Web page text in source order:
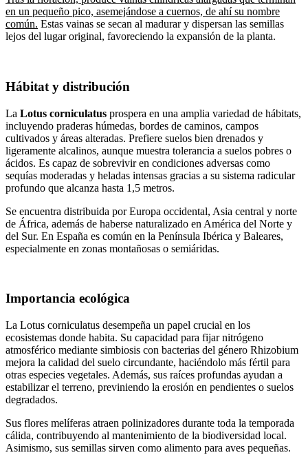
en un pequeño pico, asemejándose a cuernos, de ahí su nombre
común. Estas vainas se secan al madurar y dispersan las semillas
lejos del lugar original, favoreciendo la expansión de la planta.
Hábitat y distribución
La Lotus corniculatus prospera en una amplia variedad de hábitats,
incluyendo praderas húmedas, bordes de caminos, campos
cultivados y áreas alteradas. Prefiere suelos bien drenados y
ligeramente alcalinos, aunque muestra tolerancia a suelos pobres o
ácidos. Es capaz de sobrevivir en condiciones adversas como
sequías moderadas y heladas intensas gracias a su sistema radicular
profundo que alcanza hasta 1,5 metros.
Se encuentra distribuida por Europa occidental, Asia central y norte
de África, además de haberse naturalizado en América del Norte y
del Sur. En España es común en la Península Ibérica y Baleares,
especialmente en zonas montañosas o semiáridas.
Importancia ecológica
La Lotus corniculatus desempeña un papel crucial en los
ecosistemas donde habita. Su capacidad para fijar nitrógeno
atmosférico mediante simbiosis con bacterias del género Rhizobium
mejora la calidad del suelo circundante, haciéndolo más fértil para
otras especies vegetales. Además, sus raíces profundas ayudan a
estabilizar el terreno, previniendo la erosión en pendientes o suelos
degradados.
Sus flores melíferas atraen polinizadores durante toda la temporada
cálida, contribuyendo al mantenimiento de la biodiversidad local.
Asimismo, sus semillas sirven como alimento para aves pequeñas.